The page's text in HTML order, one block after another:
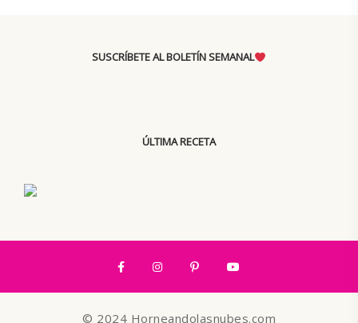
SUSCRÍBETE AL BOLETÍN SEMANAL
ÚLTIMA RECETA
© 2024 Horneandolasnubes.com